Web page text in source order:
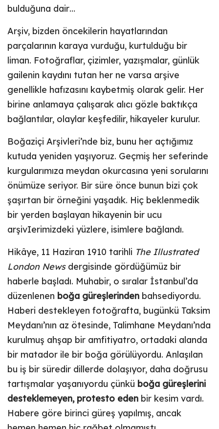
bulduğuna dair…
Arşiv, bizden öncekilerin hayatlarından
parçalarının karaya vurduğu, kurtulduğu bir
liman. Fotoğraflar, çizimler, yazışmalar, günlük
gailenin kaydını tutan her ne varsa arşive
genellikle hafızasını kaybetmiş olarak gelir. Her
birine anlamaya çalışarak alıcı gözle baktıkça
bağlantılar, olaylar keşfedilir, hikayeler kurulur.
Boğaziçi Arşivleri’nde biz, bunu her açtığımız
kutuda yeniden yaşıyoruz. Geçmiş her seferinde
kurgularımıza meydan okurcasına yeni sorularını
önümüze seriyor. Bir süre önce bunun bizi çok
şaşırtan bir örneğini yaşadık. Hiç beklenmedik
bir yerden başlayan hikayenin bir ucu
arşivIerimizdeki yüzlere, isimlere bağlandı.
Hikâye, 11 Haziran 1910 tarihli The Illustrated
London Newsdergisinde gördüğümüz bir
haberle başladı. Muhabir, o sıralar İstanbul’da
düzenlenen boğa güreşlerinden bahsediyordu.
Haberi destekleyen fotoğrafta, bugünkü Taksim
Meydanı’nın az ötesinde, Talimhane Meydanı’nda
kurulmuş ahşap bir amfitiyatro, ortadaki alanda
bir matador ile bir boğa görülüyordu. Anlaşılan
bu iş bir süredir dillerde dolaşıyor, daha doğrusu
tartışmalar yaşanıyordu çünkü boğa güreşlerini
desteklemeyen, protesto eden bir kesim vardı.
Habere göre birinci güreş yapılmış, ancak